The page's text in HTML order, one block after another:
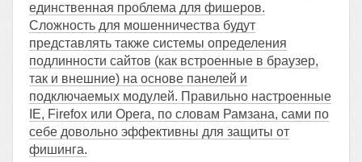
единственная проблема для фишеров.
Сложность для мошенничества будут
представлять также системы определения
подлинности сайтов (как встроенные в браузер,
так и внешние) на основе панелей и
подключаемых модулей. Правильно настроенные
IE, Firefox или Opera, по словам Рамзана, сами по
себе довольно эффективны для защиты от
фишинга.